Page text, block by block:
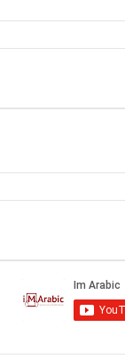
ح